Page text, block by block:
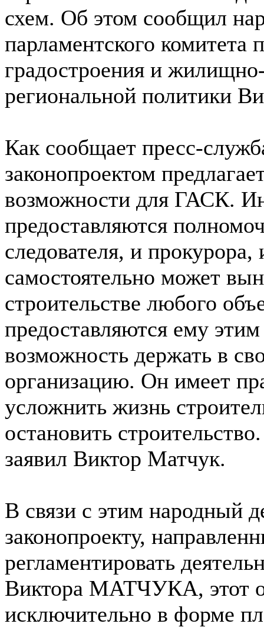
схем. Об этом сообщил
парламентского комитета
градостроения и
региональной политики
Как сообщает пресс-
законопроектом
возможности для ГАСК.
предоставляются
следователя, и
самостоятельно может
строительстве любого
предоставляются ему
возможность держать в
организацию. Он имеет
усложнить жизнь
остановить
заявил Виктор Матчук.
В связи с этим народный
законопроекту,
регламентировать
Виктора МАТЧУКА, этот
исключительно в форме